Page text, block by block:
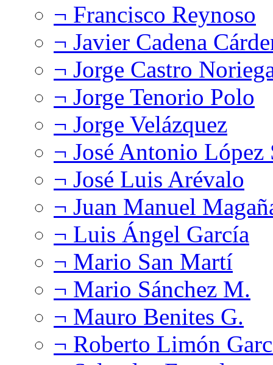
¬ Francisco Reynoso
¬ Javier Cadena
¬ Jorge Castro
¬ Jorge Tenorio Polo
¬ Jorge Velázquez
¬ José Antonio López
¬ José Luis Arévalo
¬ Juan Manuel
¬ Luis Ángel García
¬ Mario San Martí
¬ Mario Sánchez M.
¬ Mauro Benites G.
¬ Roberto Limón